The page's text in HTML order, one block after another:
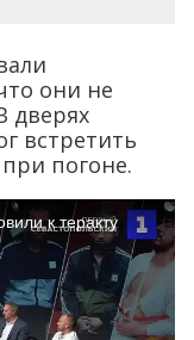
они не
дверях
встретить
погоне.